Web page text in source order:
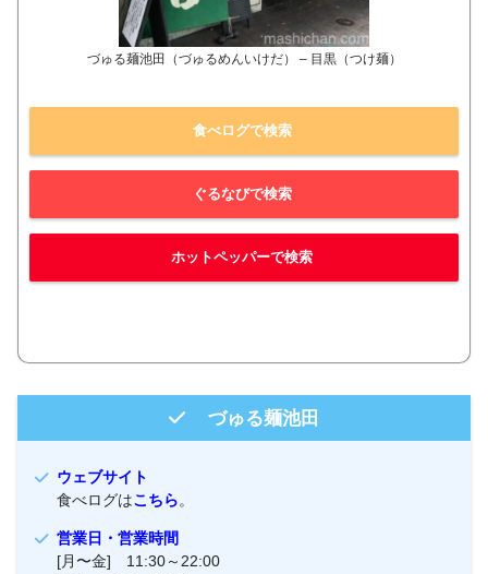
づゅる麺池田（づゅるめんいけだ） – 目黒（つけ麺）
食べログで検索
ぐるなびで検索
ホットペッパーで検索
づゅる麺池田
ウェブサイト
食べログはこちら。
営業日・営業時間
[月〜金] 11:30～22:00